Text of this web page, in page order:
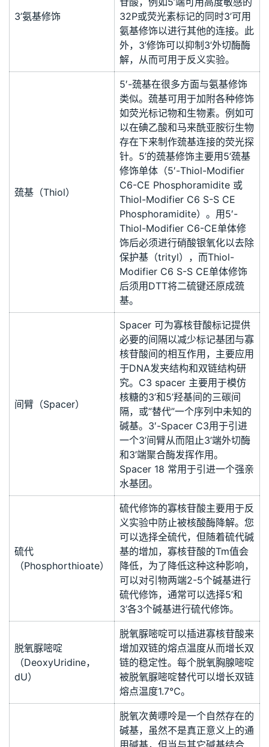
3’氨基修饰
32P或荧光素标记的同时3’可用
氨基修饰以进行其他的连接。此
外，3’修饰可以抑制3’外切酶酶
解，从而可用于反义实验。
巯基（Thiol）
5′-巯基在很多方面与氨基修饰
类似。巯基可用于加附各种修饰
如荧光标记物和生物素。例如可
以在碘乙酸和马来酰亚胺衍生物
存在下来制作巯基连接的荧光探
针。5’的巯基修饰主要用5’巯基
修饰单体（5′-Thiol-Modifier
C6-CE Phosphoramidite 或
Thiol-Modifier C6 S-S CE
Phosphoramidite）。用5′-
Thiol-Modifier C6-CE单体修
饰后必须进行硝酸银氧化以去除
保护基（trityl），而Thiol-
Modifier C6 S-S CE单体修饰
后须用DTT将二硫键还原成巯
基。
间臂（Spacer）
Spacer 可为寡核苷酸标记提供
必要的间隔以减少标记基团与寡
核苷酸间的相互作用，主要应用
于DNA发夹结构和双链结构研
究。C3 spacer 主要用于模仿
核糖的3’和5’羟基间的三碳间
隔，或”替代”一个序列中未知的
碱基。3′-Spacer C3用于引进
一个3’间臂从而阻止3’端外切酶
和3’端聚合酶发挥作用。
Spacer 18 常用于引进一个强亲
水基团。
硫代
（Phosphorthioate）
硫代修饰的寡核苷酸主要用于反
义实验中防止被核酸酶降解。您
可以选择全硫代，但随着硫代碱
基的增加，寡核苷酸的Tm值会
降低，为了降低这种这种影响，
可以对引物两端2-5个碱基进行
硫代修饰，通常可以选择5’和
3’各3个碱基进行硫代修饰。
脱氧脲嘧啶
（DeoxyUridine，
dU）
脱氧脲嘧啶可以插进寡核苷酸来
增加双链的熔点温度从而增长双
链的稳定性。每个脱氧胸腺嘧啶
被脱氧脲嘧啶替代可以增长双链
熔点温度1.7℃。
脱氧次黄嘌呤是一个自然存在的
碱基，虽然不是真正意义上的通